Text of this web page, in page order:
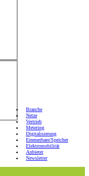
Branche
Netze
Vertrieb
Metering
Digitalisierung
Erneuerbare/Speicher
Elektromobilität
Anbieter
Newsletter